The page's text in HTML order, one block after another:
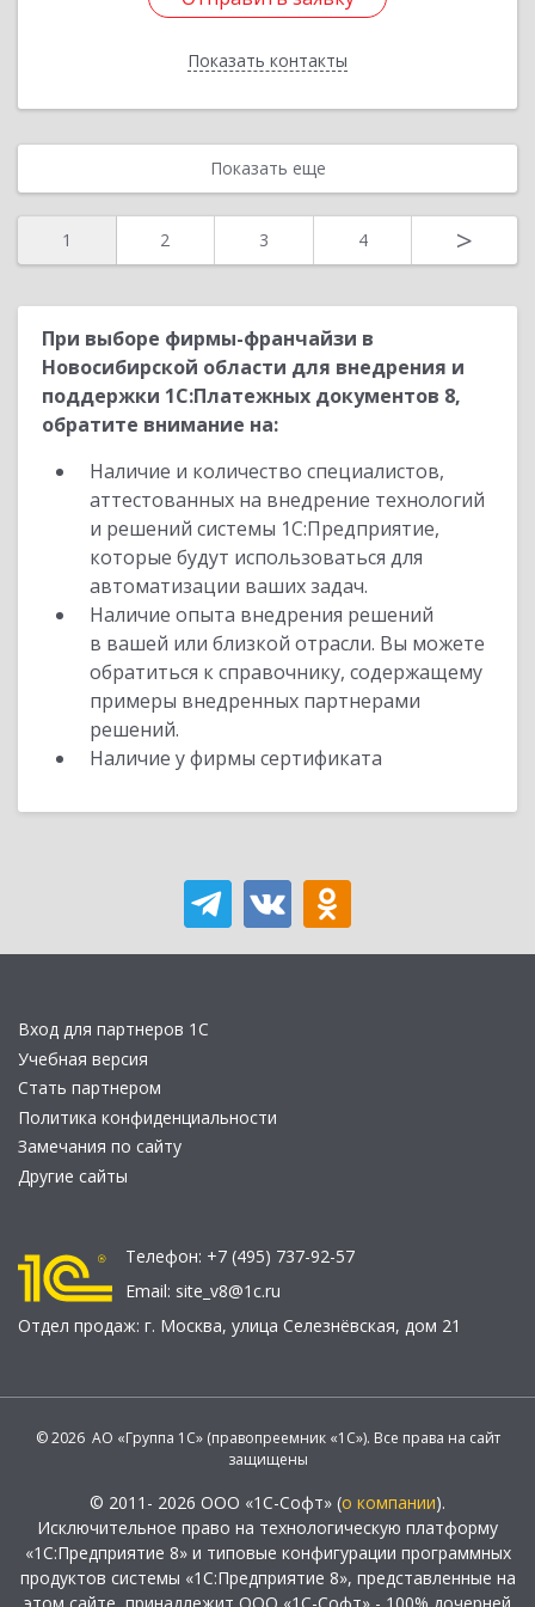
Показать контакты
Назад
Показать еще
1 2 3 4 >
При выборе фирмы-франчайзи в
Новосибирской области для внедрения и
поддержки 1С:Платежных документов 8,
обратите внимание на:
Наличие и количество специалистов,
аттестованных на внедрение технологий
и решений системы 1С:Предприятие,
которые будут использоваться для
автоматизации ваших задач.
Наличие опыта внедрения решений
в вашей или близкой отрасли. Вы можете
обратиться к справочнику, содержащему
примеры внедренных партнерами
решений.
Наличие у фирмы сертификата
Вход для партнеров 1С
Учебная версия
Стать партнером
Политика конфиденциальности
Замечания по сайту
Другие сайты
Телефон: +7 (495) 737-92-57
Email: site_v8@1c.ru
Отдел продаж: г. Москва, улица Селезнёвская, дом 21
© 2026 АО «Группа 1С» (правопреемник «1С»). Все права на сайт
защищены
© 2011- 2026 ООО «1С-Софт» (о компании).
Исключительное право на технологическую платформу
«1С:Предприятие 8» и типовые конфигурации программных
продуктов системы «1С:Предприятие 8», представленные на